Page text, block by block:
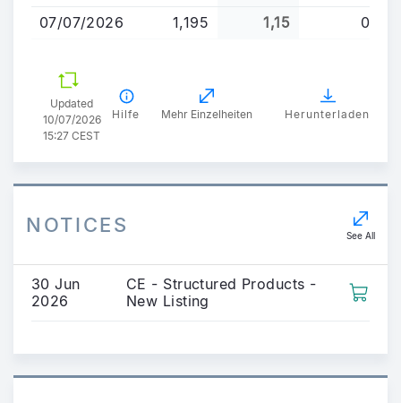
07/07/2026
1,195 1,15 0
Updated
10/07/2026
15:27 CEST
Hilfe Mehr Einzelheiten Herunterladen
NOTICES See All
30 Jun
2026
CE - Structured Products -
New Listing